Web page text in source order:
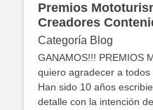
Premios
Creadores
Categoría Blog
GANAMOS!!! PREMIOS
quiero agradecer a todos
Han sido 10 años
detalle con la intención